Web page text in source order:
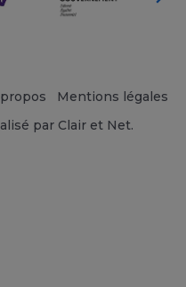
Mentions légales
par Clair et Net.